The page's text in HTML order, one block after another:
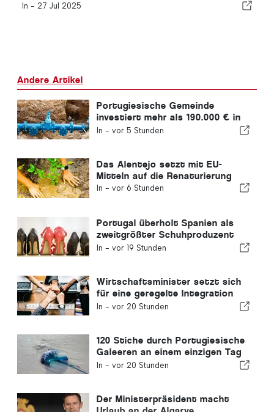
In - 27 Jul 2025
Andere Artikel
Portugiesische Gemeinde
investiert mehr als 190.000 € in
die Wasserversorgung
In - vor 5 Stunden
Das Alentejo setzt mit EU-
Mitteln auf die Renaturierung
In - vor 6 Stunden
Portugal überholt Spanien als
zweitgrößter Schuhproduzent
Europas
In - vor 19 Stunden
Wirtschaftsminister setzt sich
für eine geregelte Integration
ein und garantiert Einwanderern
In - vor 20 Stunden
120 Stiche durch Portugiesische
Galeeren an einem einzigen Tag
verzeichnet
In - vor 20 Stunden
Der Ministerpräsident macht